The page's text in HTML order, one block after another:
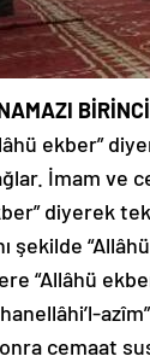
ekber”
İmam ve
diyerek
şekilde
“Allâhü
cemaat